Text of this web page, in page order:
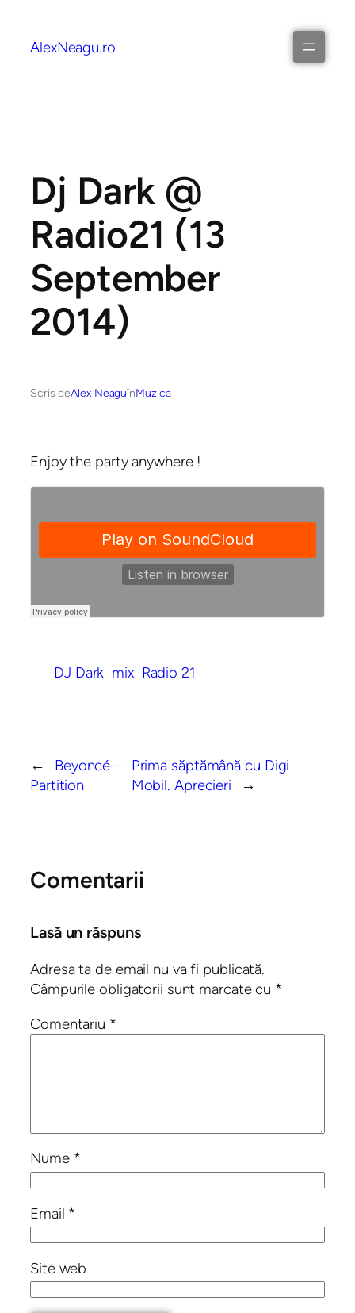
AlexNeagu.ro
Dj Dark @
Radio21 (13
September
2014)
Scris deAlex NeaguînMuzica
Enjoy the party anywhere !
DJ Dark mix Radio 21
←
Beyoncé –
Partition
Prima săptămână cu Digi
Mobil. Aprecieri
→
Comentarii
Lasă un răspuns
Adresa ta de email nu va fi publicată.
Câmpurile obligatorii sunt marcate cu *
Comentariu *
Nume *
Email *
Site web